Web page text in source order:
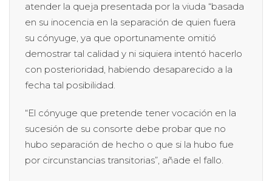
atender la queja presentada por la viuda “basada
en su inocencia en la separación de quien fuera
su cónyuge, ya que oportunamente omitió
demostrar tal calidad y ni siquiera intentó hacerlo
con posterioridad, habiendo desaparecido a la
fecha tal posibilidad.
“El cónyuge que pretende tener vocación en la
sucesión de su consorte debe probar que no
hubo separación de hecho o que si la hubo fue
por circunstancias transitorias”, añade el fallo.